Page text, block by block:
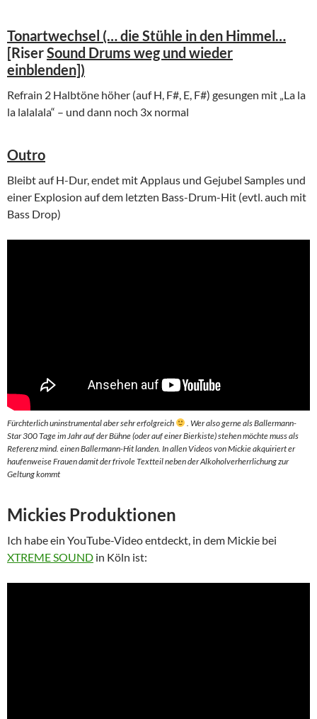
Tonartwechsel (… die Stühle in den Himmel…
[RiserSound Drums weg und wieder
einblenden])
Refrain 2 Halbtöne höher (auf H, F#, E, F#) gesungen mit „La la
la lalalala“ – und dann noch 3x normal
Outro
Bleibt auf H-Dur, endet mit Applaus und Gejubel Samples und
einer Explosion auf dem letzten Bass-Drum-Hit (evtl. auch mit
Bass Drop)
Fürchterlich uninstrumental aber sehr erfolgreich
. Wer also gerne als Ballermann-
Star 300 Tage im Jahr auf der Bühne (oder auf einer Bierkiste) stehen möchte muss als
Referenz mind. einen Ballermann-Hit landen. In allen Videos von Mickie akquiriert er
haufenweise Frauen damit der frivole Textteil neben der Alkoholverherrlichung zur
Geltung kommt
Mickies Produktionen
Ich habe ein YouTube-Video entdeckt, in dem Mickie bei
XTREME SOUND in Köln ist: